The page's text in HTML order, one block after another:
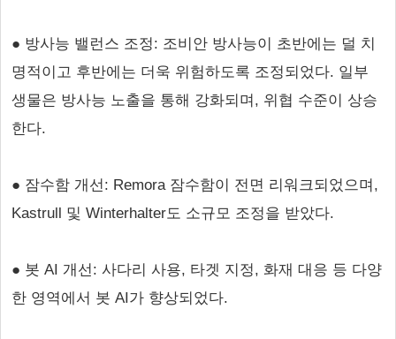
● 방사능 밸런스 조정: 조비안 방사능이 초반에는 덜 치
명적이고 후반에는 더욱 위험하도록 조정되었다. 일부
생물은 방사능 노출을 통해 강화되며, 위협 수준이 상승
한다.
● 잠수함 개선: Remora 잠수함이 전면 리워크되었으며,
Kastrull 및 Winterhalter도 소규모 조정을 받았다.
● 봇 AI 개선: 사다리 사용, 타겟 지정, 화재 대응 등 다양
한 영역에서 봇 AI가 향상되었다.